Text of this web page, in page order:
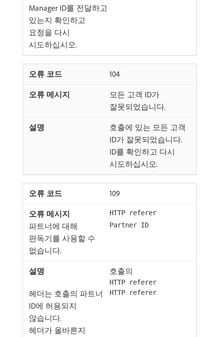
Manager ID를 전달하고
있는지 확인하고
요청을 다시
시도하십시오.
104
모든 고객 ID가
잘못되었습니다.
호출에 있는 모든 고객
ID가 잘못되었습니다.
ID를 확인하고 다시
시도하십시오.
109
HTTP referer
파트너에 대해 Partner ID
판독기를 사용할 수
없습니다.
호출의
HTTP referer
헤더는 호출의 파트너
ID에 허용되지
않습니다.
HTTP referer
헤더가 올바른지